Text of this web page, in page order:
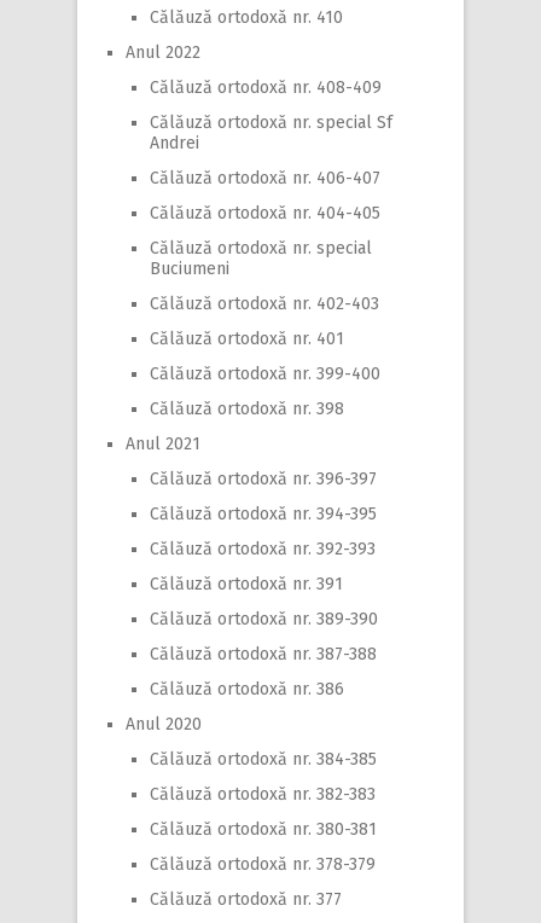
Călăuză ortodoxă nr. 410
Anul 2022
Călăuză ortodoxă nr. 408-409
Călăuză ortodoxă nr. special Sf
Andrei
Călăuză ortodoxă nr. 406-407
Călăuză ortodoxă nr. 404-405
Călăuză ortodoxă nr. special
Buciumeni
Călăuză ortodoxă nr. 402-403
Călăuză ortodoxă nr. 401
Călăuză ortodoxă nr. 399-400
Călăuză ortodoxă nr. 398
Anul 2021
Călăuză ortodoxă nr. 396-397
Călăuză ortodoxă nr. 394-395
Călăuză ortodoxă nr. 392-393
Călăuză ortodoxă nr. 391
Călăuză ortodoxă nr. 389-390
Călăuză ortodoxă nr. 387-388
Călăuză ortodoxă nr. 386
Anul 2020
Călăuză ortodoxă nr. 384-385
Călăuză ortodoxă nr. 382-383
Călăuză ortodoxă nr. 380-381
Călăuză ortodoxă nr. 378-379
Călăuză ortodoxă nr. 377